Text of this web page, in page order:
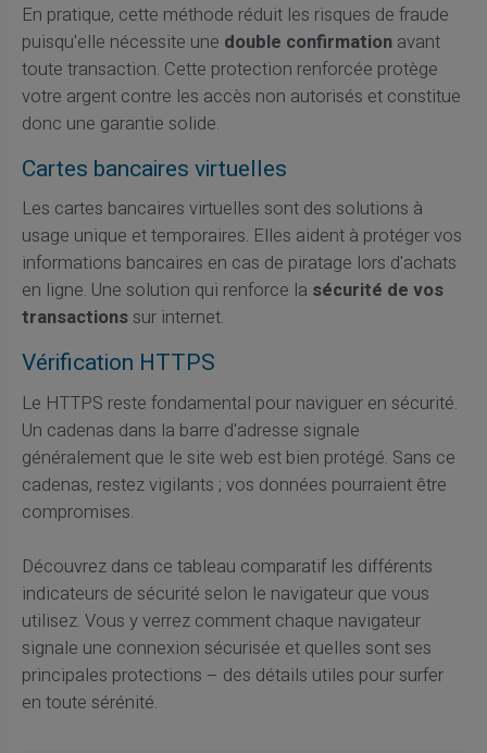
En pratique, cette méthode réduit les risques de fraude
puisqu'elle nécessite une double confirmationavant
toute transaction. Cette protection renforcée protège
votre argent contre les accès non autorisés et constitue
donc une garantie solide.
Cartes bancaires virtuelles
Les cartes bancaires virtuelles sont des solutions à
usage unique et temporaires. Elles aident à protéger vos
informations bancaires en cas de piratage lors d'achats
en ligne. Une solution qui renforce la sécurité de vos
transactionssur internet.
Vérification HTTPS
Le HTTPS reste fondamental pour naviguer en sécurité.
Un cadenas dans la barre d'adresse signale
généralement que le site web est bien protégé. Sans ce
cadenas, restez vigilants ; vos données pourraient être
compromises.
Découvrez dans ce tableau comparatif les différents
indicateurs de sécurité selon le navigateur que vous
utilisez. Vous y verrez comment chaque navigateur
signale une connexion sécurisée et quelles sont ses
principales protections – des détails utiles pour surfer
en toute sérénité.